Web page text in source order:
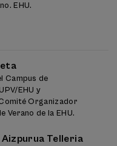
EHU.
Campus de
EHU y
Organizador
Verano de la EHU.
Telleria